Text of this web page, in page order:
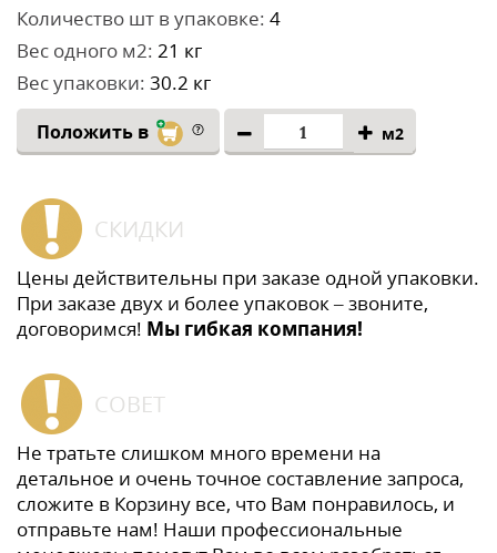
Количество шт в упаковке: 4
Вес одного м2: 21 кг
Вес упаковки: 30.2 кг
Положить в м2
СКИДКИ
Цены действительны при заказе одной упаковки.
При заказе двух и более упаковок – звоните,
договоримся! Мы гибкая компания!
СОВЕТ
Не тратьте слишком много времени на
детальное и очень точное составление запроса,
сложите в Корзину все, что Вам понравилось, и
отправьте нам! Наши профессиональные